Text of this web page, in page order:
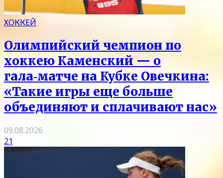
ХОККЕЙ
Олимпийский чемпион по
хоккею Каменский — о
гала‑матче на Кубке Овечкина:
«Такие игры еще больше
объединяют и сплачивают нас»
09.08.2026
21